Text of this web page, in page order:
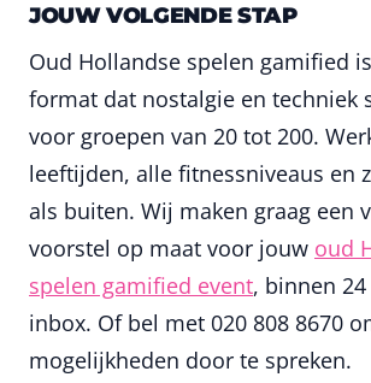
JOUW VOLGENDE STAP
Oud Hollandse spelen gamified
format dat nostalgie en techniek
voor groepen van 20 tot 200.
leeftijden, alle fitnessniveaus en
als buiten. Wij maken graag een
voorstel op maat voor jouw oud
spelen gamified event, binnen
inbox. Of bel met 020 808 8670
mogelijkheden door te spreken.